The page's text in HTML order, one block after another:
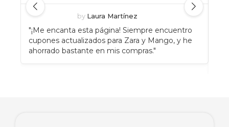
by Laura Martínez
"¡Me encanta esta página! Siempre encuentro
cupones actualizados para Zara y Mango, y he
ahorrado bastante en mis compras."